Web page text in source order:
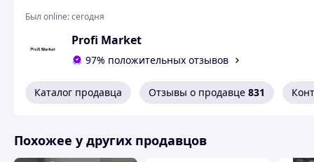
Дополнительные функции
Регулировка количества
Да
Ограничение пускового тока
Нет
Комплектация
Был online:сегодня
Profi Market
97% положительных отзывов
Каталог продавца Отзывы о продавце 831
Похожее у других продавцов